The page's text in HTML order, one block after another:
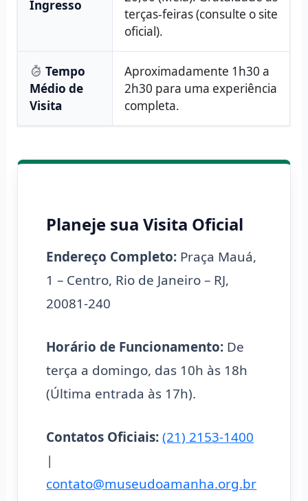
Ingresso
terças-feiras (consulte o site
oficial).
Tempo
Médio de
Visita
Aproximadamente 1h30 a
2h30 para uma experiência
completa.
Planeje sua Visita Oficial
Endereço Completo: Praça Mauá,
1 – Centro, Rio de Janeiro – RJ,
20081-240
Horário de Funcionamento: De
terça a domingo, das 10h às 18h
(Última entrada às 17h).
Contatos Oficiais: (21) 2153-1400
|
contato@museudoamanha.org.br